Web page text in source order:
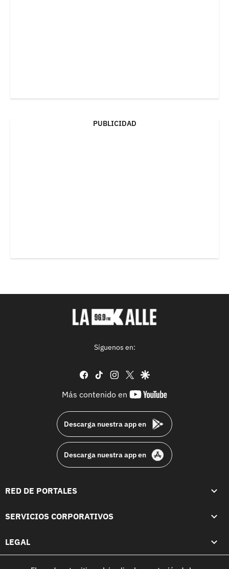
PUBLICIDAD
Síguenos en:
facebook
tiktok instagram
twittergoogle
Más contenido en
youtube-
Descarga nuestra app en
Descarga nuestra app en
RED DE PORTALES
SERVICIOS CORPORATIVOS
LEGAL